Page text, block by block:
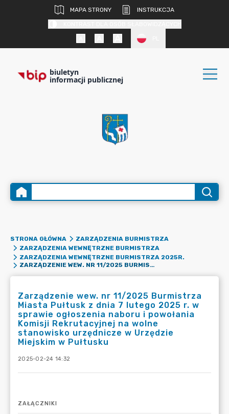
MAPA STRONY
INSTRUKCJA
biuletyn
informacji publicznej
STRONA GŁÓWNA
ZARZĄDZENIA BURMISTRZA
ZARZĄDZENIA WEWNĘTRZNE BURMISTRZA
ZARZĄDZENIA WEWNĘTRZNE BURMISTRZA 2025R.
ZARZĄDZENIE WEW. NR 11/2025 BURMISTRZA MIASTA PUŁTUSK Z DNIA 7 LUTEGO 2025 R. W SPRAWIE OGŁOSZENIA NABORU I POWOŁANIA KOMISJI REKRUTACYJNEJ NA WOLNE STANOWISKO URZĘDNICZE W URZĘDZIE MIEJSKIM W PUŁTUSKU
Zarządzenie wew. nr 11/2025 Burmistrza
Miasta Pułtusk z dnia 7 lutego 2025 r. w
sprawie ogłoszenia naboru i powołania
Komisji Rekrutacyjnej na wolne
stanowisko urzędnicze w Urzędzie
Miejskim w Pułtusku
2025-02-24 14:32
ZAŁĄCZNIKI